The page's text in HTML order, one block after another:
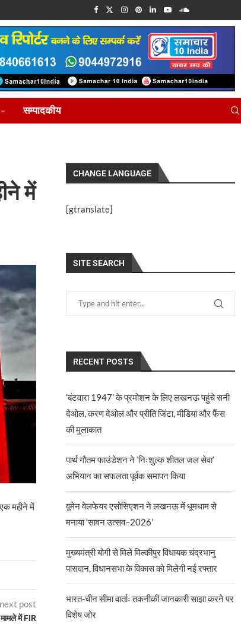
सम्पादकीय
में
महीने में
next post
में FIR
CHANGE LANGUAGE
[gtranslate]
SITE SEARCH
RECENT POSTS
‘बंटवारा 1947’ के प्रमोशन के लिए लखनऊ पहुंचे सनी
देओल, करण देओल और प्रीति जिंटा, मीडिया और फैंस
की मुलाकात
पार्थ गौतम फाउंडेशन ने ‘निःशुल्क शीतल जल सेवा’
अभियान का सफलता पूर्वक समापन किया
वूमेन वेलफेयर एसोसिएशन ने लखनऊ में धूमधाम से
मनाया ‘सावन उत्सव–2026’
मुख्यमंत्री योगी से मिले मिल्कीपुर विधायक चंद्रभानु
पासवान, विधानसभा के विकास को मिलेगी नई रफ्तार
भारत-चीन सीमा वार्ताः तकनीकी जानकारी साझा करने पर
विशेष जोर